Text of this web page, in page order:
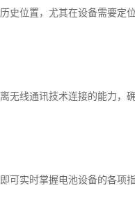
史位置，尤其在设备需要定
无线通讯技术连接的能力，
可实时掌握电池设备的各项